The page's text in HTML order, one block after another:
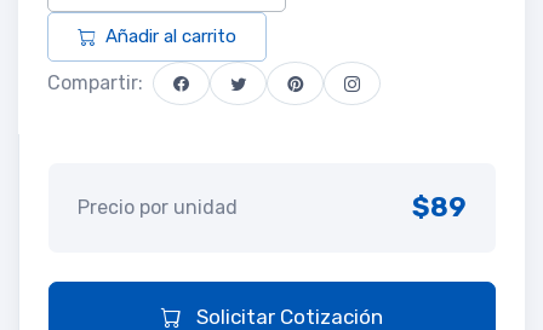
Añadir al carrito
Compartir:
Precio por unidad $89
Solicitar Cotización